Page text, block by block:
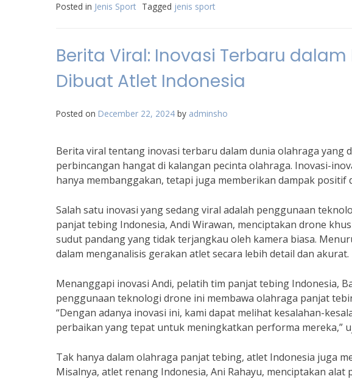
Posted in Jenis Sport Tagged jenis sport
Berita Viral: Inovasi Terbaru
Dibuat Atlet Indonesia
Posted on December 22, 2024 by adminsho
Berita viral tentang inovasi terbaru dalam dunia olahraga yang
perbincangan hangat di kalangan pecinta olahraga. Inovasi-
hanya membanggakan, tetapi juga memberikan dampak
Salah satu inovasi yang sedang viral adalah penggunaan
panjat tebing Indonesia, Andi Wirawan, menciptakan drone
sudut pandang yang tidak terjangkau oleh kamera biasa.
dalam menganalisis gerakan atlet secara lebih detail dan akurat.
Menanggapi inovasi Andi, pelatih tim panjat tebing Indonesia,
penggunaan teknologi drone ini membawa olahraga panjat
“Dengan adanya inovasi ini, kami dapat melihat kesalahan-
perbaikan yang tepat untuk meningkatkan performa mereka,”
Tak hanya dalam olahraga panjat tebing, atlet Indonesia juga
Misalnya, atlet renang Indonesia, Ani Rahayu, menciptakan